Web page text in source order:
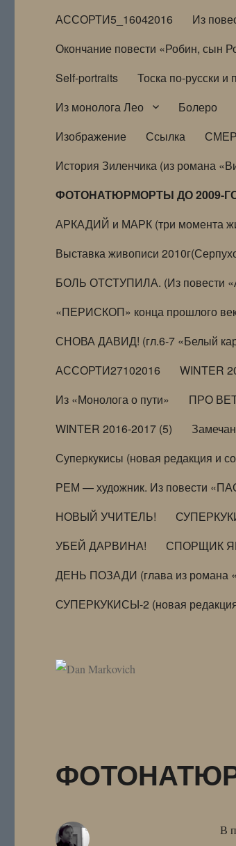
АССОРТИ5_16042016
Из
Окончание повести «Робин, сын
Self-portraits
Тоска по-русски и
Из монолога Лео
Болеро
Изображение
Ссылка
История Зиленчика (из романа
ФОТОНАТЮРМОРТЫ ДО 2009-
АРКАДИЙ и МАРК (три момента
Выставка живописи
БОЛЬ ОТСТУПИЛА. (Из повести
«ПЕРИСКОП» конца прошлого
СНОВА ДАВИД! (гл.6-7 «Белый
АССОРТИ27102016
WINTER
Из «Монолога о пути»
ПРО
WINTER 2016-2017 (5)
Суперкукисы (новая редакция и
РЕМ — художник. Из повести
НОВЫЙ УЧИТЕЛЬ!
УБЕЙ ДАРВИНА!
СПОРЩИК
ДЕНЬ ПОЗАДИ (глава из
СУПЕРКУКИСЫ-2 (новая
В